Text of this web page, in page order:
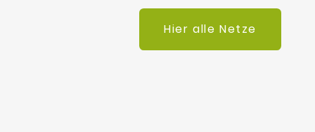
Hier alle Netze